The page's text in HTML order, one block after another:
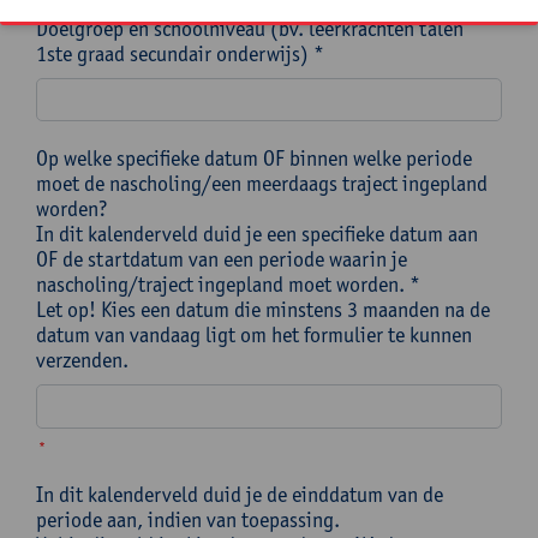
Doelgroep en schoolniveau (bv. leerkrachten talen
1ste graad secundair onderwijs) *
Op welke specifieke datum OF binnen welke periode
moet de nascholing/een meerdaags traject ingepland
worden?
In dit kalenderveld duid je een specifieke datum aan
OF de startdatum van een periode waarin je
nascholing/traject ingepland moet worden. *
Let op! Kies een datum die minstens 3 maanden na de
datum van vandaag ligt om het formulier te kunnen
verzenden.
*
In dit kalenderveld duid je de einddatum van de
periode aan, indien van toepassing.